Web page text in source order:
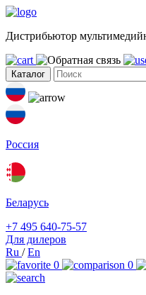
Дистрибьютор
Каталог
Россия
Беларусь
+7 495 640-75-57
Для дилеров
Ru /En
0
0